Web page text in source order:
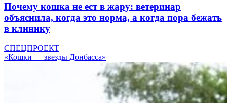
Почему кошка не ест в жару: ветеринар
объяснила, когда это норма, а когда пора бежать
в клинику
СПЕЦПРОЕКТ
«Кошки — звезды Донбасса»